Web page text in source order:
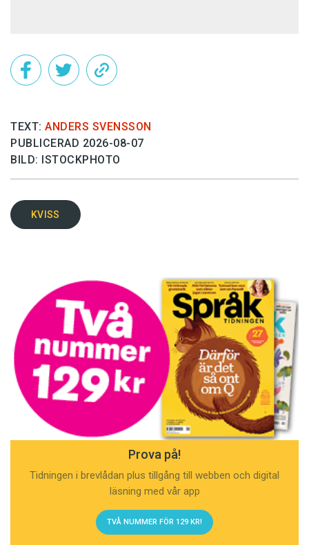
TEXT: ANDERS SVENSSON
PUBLICERAD 2026-08-07
BILD: ISTOCKPHOTO
KVISS
Prova på!
Tidningen i brevlådan plus tillgång till webben och digital
läsning med vår app
TVÅ NUMMER FÖR 129 KR!